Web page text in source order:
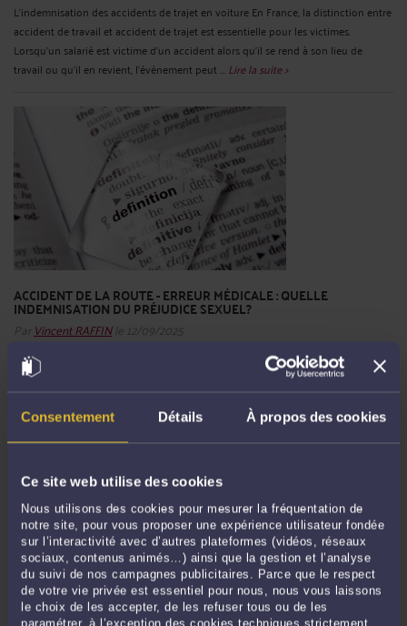
Consentement Détails À propos des cookies
Ce site web utilise des cookies
Nous utilisons des cookies pour mesurer la fréquentation de
notre site, pour vous proposer une expérience utilisateur fondée
sur l’interactivité avec d’autres plateformes (vidéos, réseaux
sociaux, contenus animés…) ainsi que la gestion et l’analyse
du suivi de nos campagnes publicitaires. Parce que le respect
de votre vie privée est essentiel pour nous, nous vous laissons
le choix de les accepter, de les refuser tous ou de les
paramétrer, à l’exception des cookies techniques strictement
L’indemnisation des accidents de trajet en voiture En France, la distinction entre
accident de travail et accident de trajet est essentielle pour les victimes.
Lorsqu’un salarié est victime d’un accident alors qu’il se rend à son lieu de
travail ou qu’il en revient, l’événement peut ... Lire la suite >
ACCIDENT DE LA ROUTE - ERREUR MÉDICALE : QUELLE
INDEMNISATION DU PRÉJUDICE SEXUEL?
Par Vincent RAFFINle 12/09/2025
Parmi les préjudices indemnisables après un accident de la route ou une erreur
médicale, le préjudice sexuel occupe une place particulière. Il touche à l’intimité
son indemnisation répondent à une ...Lire la suite >